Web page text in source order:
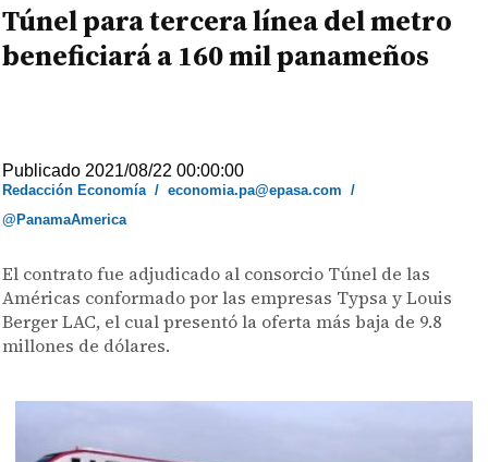
Túnel para tercera línea del metro
beneficiará a 160 mil panameños
Publicado 2021/08/22 00:00:00
Redacción Economía/economia.pa@epasa.com /
@PanamaAmerica
El contrato fue adjudicado al consorcio Túnel de las
Américas conformado por las empresas Typsa y Louis
Berger LAC, el cual presentó la oferta más baja de 9.8
millones de dólares.